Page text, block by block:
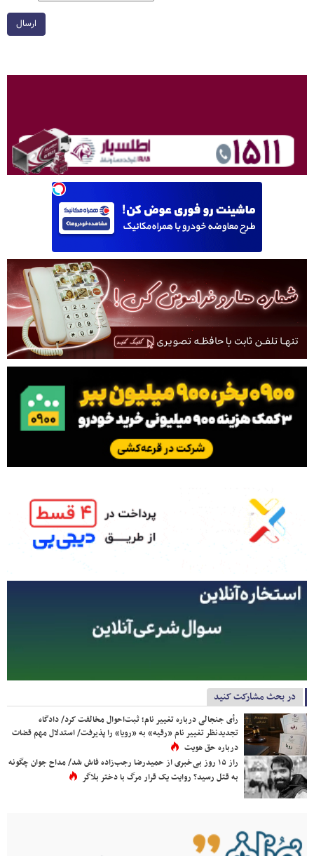
ارسال
در بحث مشارکت کنید
رأی جنجالی درباره تغییر نام؛ ثبت‌احوال مخالفت کرد/ دادگاه
تجدیدنظر تغییر نام «رقیه» به «رویا» را پذیرفت/ استدلال مهم قضات
درباره حق هویت
راز ۱۵ روز بی‌خبری از حمیدرضا رجب‌زاده فاش شد/ مداح جوان چگونه
به قتل رسید؟ روایت یک قرار مرگ با دختر بلاگر